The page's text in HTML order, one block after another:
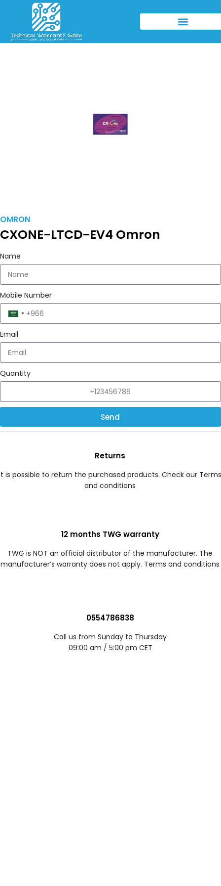
OMRON
CXONE-LTCD-EV4 Omron
Name
Mobile Number
Saudi
Arabia
+966
Email
Quantity
Send
Returns
is possible to return the purchased products. Check our Terms
and conditions
12 months TWG warranty
TWG is NOT an official distributor of the manufacturer. The
manufacturer’s warranty does not apply. Terms and conditions
0554786838
Call us from Sunday to Thursday
09:00 am / 5:00 pm CET